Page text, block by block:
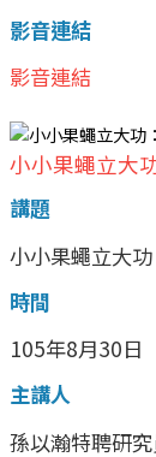
影音連結
影音連結
小小果蠅立大
講題
小小果蠅立大
時間
105年8月30日
主講人
孫以瀚特聘研